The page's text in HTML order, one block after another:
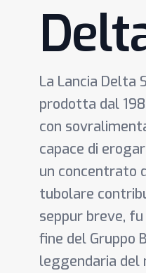
La Lancia Delta
prodotta dal
con
capace di
un concentrato
tubolare
seppur breve,
fine del Gruppo
leggendaria